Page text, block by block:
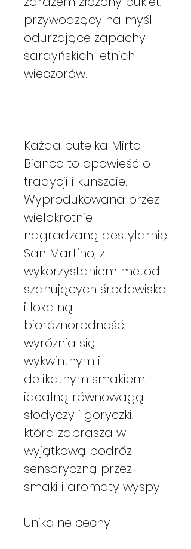
przywodzący na myśl
odurzające zapachy
sardyńskich letnich
wieczorów.
Każda butelka Mirto
Bianco to opowieść o
tradycji i kunszcie.
Wyprodukowana przez
wielokrotnie
nagradzaną destylarnię
San Martino, z
wykorzystaniem metod
szanujących środowisko
i lokalną
bioróżnorodność,
wyróżnia się
wykwintnym i
delikatnym smakiem,
idealną równowagą
słodyczy i goryczki,
która zaprasza w
wyjątkową podróż
sensoryczną przez
smaki i aromaty wyspy.
Unikalne cechy